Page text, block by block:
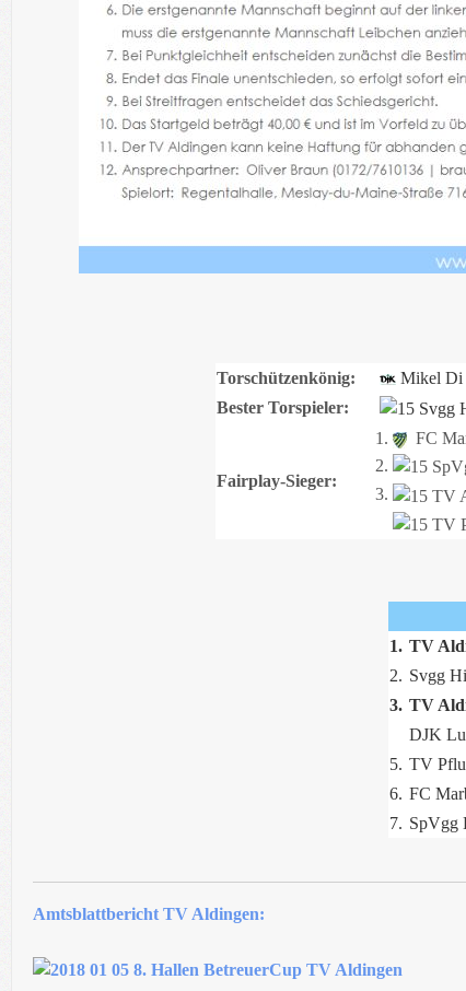
Torschützenkönig:
Mikel Di
Bester Torspieler:
Fairplay-Sieger:
1.
FC
2.
3.
1. TV
2. Svgg
3. TV
DJK
5. TV
6. FC
7. SpVgg
Amtsblattbericht TV Aldingen: